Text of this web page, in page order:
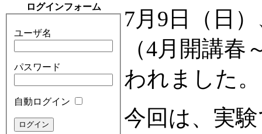
ログインフォーム
ユーザ名
パスワード
自動ログイン
7月9日（日
（4月開講
われました。
今回は、実